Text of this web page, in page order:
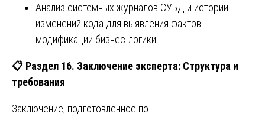
Анализ системных журналов СУБД и истории
изменений кода для выявления фактов
модификации бизнес-логики.
📋 Раздел 16. Заключение эксперта: Структура и
требования
Заключение, подготовленное по